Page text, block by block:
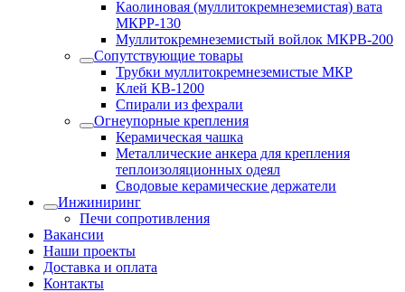
Каолиновая (муллитокремнеземистая) вата
МКРР-130
Муллитокремнеземистый войлок МКРВ-200
Сопутствующие товары
Трубки муллитокремнеземистые МКР
Клей КВ-1200
Спирали из фехрали
Огнеупорные крепления
Керамическая чашка
Металлические анкера для крепления
теплоизоляционных одеял
Сводовые керамические держатели
Инжиниринг
Печи сопротивления
Вакансии
Наши проекты
Доставка и оплата
Контакты